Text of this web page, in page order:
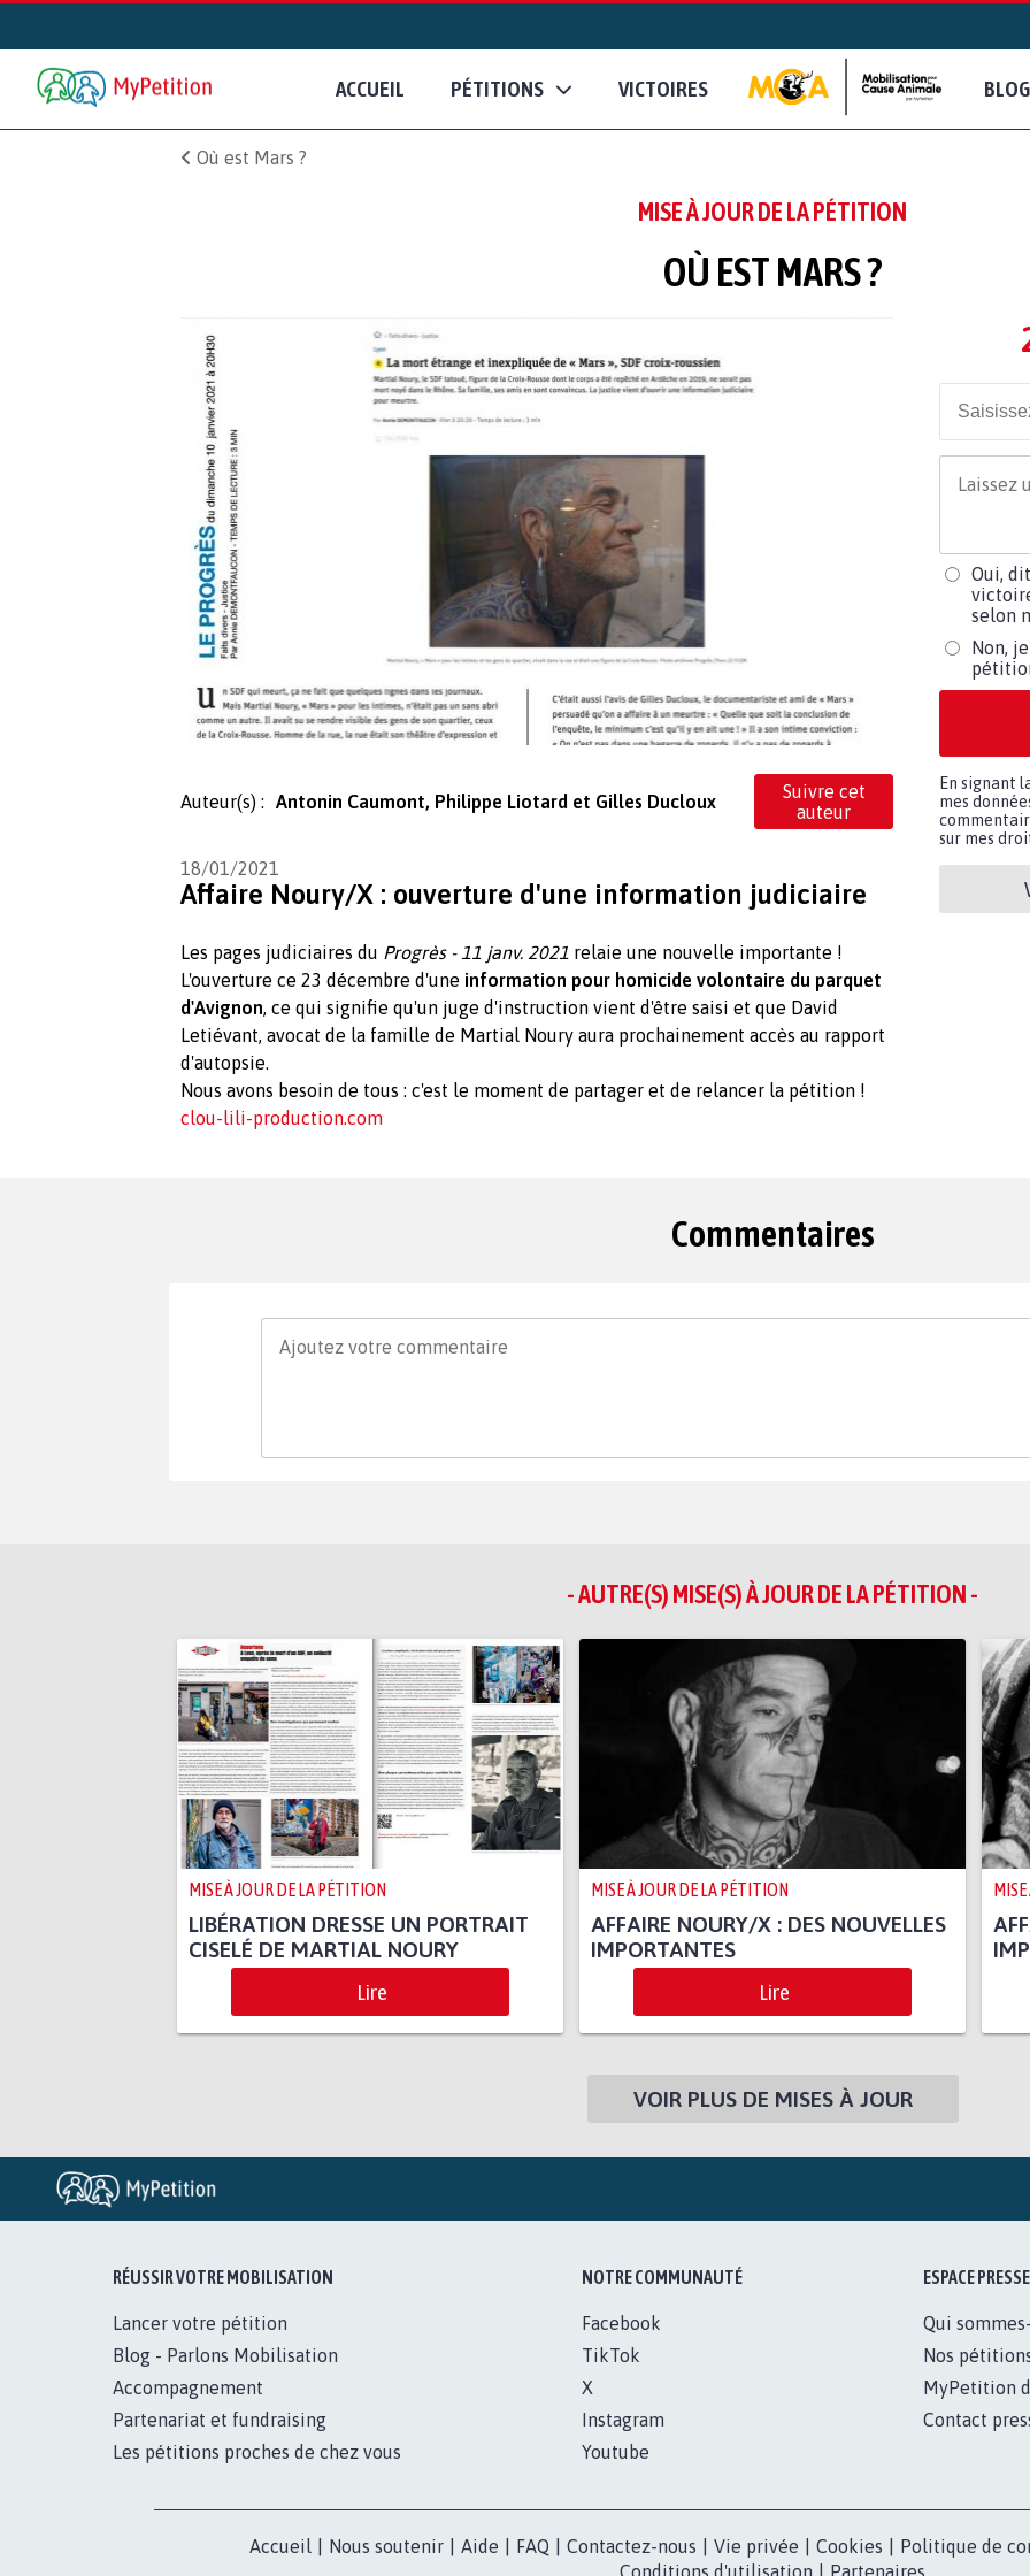
ACCUEIL PÉTITIONS VICTOIRES BLOG
Où est Mars ?
MISE À JOUR DE LA PÉTITION
OÙ EST MARS ?
Auteur(s) : Antonin Caumont, Philippe Liotard et Gilles Ducloux
Suivre cet
auteur
18/01/2021
Affaire Noury/X : ouverture d'une information judiciaire
Les pages judiciaires du Progrès - 11 janv. 2021 relaie une nouvelle importante !
L'ouverture ce 23 décembre d'une information pour homicide volontaire du parquet
d'Avignon, ce qui signifie qu'un juge d'instruction vient d'être saisi et que David
Letiévant, avocat de la famille de Martial Noury aura prochainement accès au rapport
d'autopsie.
Nous avons besoin de tous : c'est le moment de partager et de relancer la pétition !
clou-lili-production.com
Oui,
selon
Non,
En signant
mes
sur mes
Commentaires
- AUTRE(S) MISE(S) À JOUR DE LA PÉTITION -
MISE À JOUR DE LA PÉTITION
LIBÉRATION DRESSE UN PORTRAIT
CISELÉ DE MARTIAL NOURY
Lire
MISE À JOUR DE LA PÉTITION
AFFAIRE NOURY/X : DES NOUVELLES
IMPORTANTES
Lire
VOIR PLUS DE MISES À JOUR
RÉUSSIR VOTRE MOBILISATION
Lancer votre pétition
Blog - Parlons Mobilisation
Accompagnement
Partenariat et fundraising
Les pétitions proches de chez vous
NOTRE COMMUNAUTÉ
Facebook
TikTok
X
Instagram
Youtube
ESPACE PRESSE
Qui
Nos
MyPetition
Contact
Accueil Nous soutenir Aide FAQ Contactez-nous Vie privée Cookies Politique de
Conditions d'utilisation
Partenaires